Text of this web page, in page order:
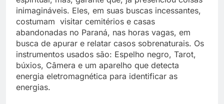
inimagináveis. Eles, em suas buscas incessantes,
costumam visitar cemitérios e casas
abandonadas no Paraná, nas horas vagas, em
busca de apurar e relatar casos sobrenaturais. Os
instrumentos usados são: Espelho negro, Tarot,
búxios, Câmera e um aparelho que detecta
energia eletromagnética para identificar as
energias.